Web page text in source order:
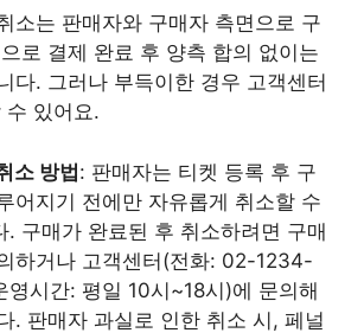
소는 판매자와 구매자 측면으로 구
로 결제 완료 후 양측 합의 없이는
다. 그러나 부득이한 경우 고객센터
수 있어요.
소 방법: 판매자는 티켓 등록 후 구
어지기 전에만 자유롭게 취소할 수
. 구매가 완료된 후 취소하려면 구매
하거나 고객센터(전화: 02-1234-
영시간: 평일 10시~18시)에 문의해
. 판매자 과실로 인한 취소 시, 페널